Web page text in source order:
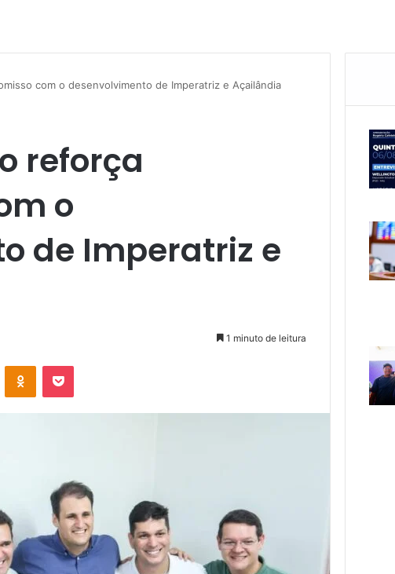
com o desenvolvimento de Imperatriz e Açailândia
reforça
o
de Imperatriz e
1 minuto de leitura